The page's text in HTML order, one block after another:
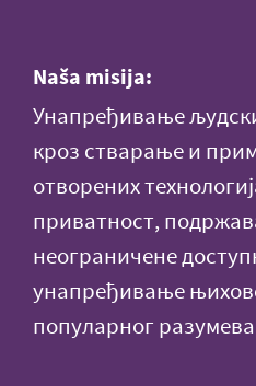
Naša misija:
Унапређивање
кроз стварање и
отворених
приватност,
неограничене
унапређивање
популарног